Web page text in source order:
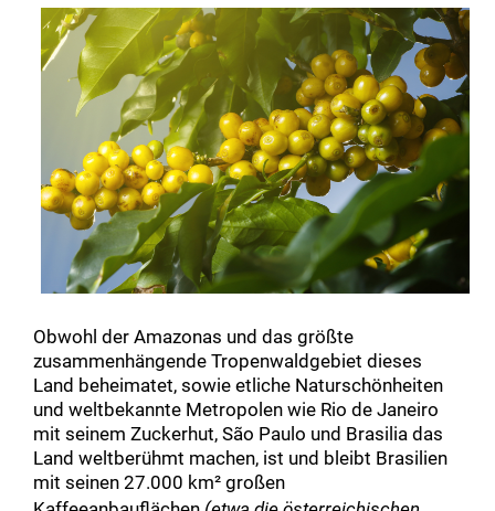
Obwohl der Amazonas und das größte
zusammenhängende Tropenwaldgebiet dieses
Land beheimatet, sowie etliche Naturschönheiten
und weltbekannte Metropolen wie Rio de Janeiro
mit seinem Zuckerhut, São Paulo und Brasilia das
Land weltberühmt machen, ist und bleibt Brasilien
mit seinen 27.000 km² großen